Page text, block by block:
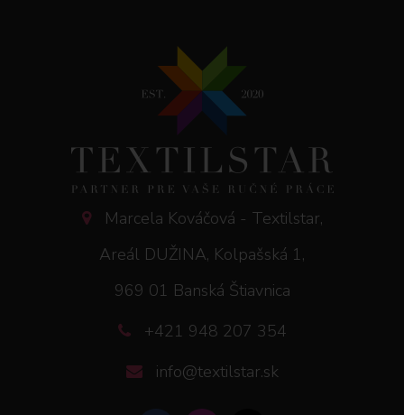
Marcela Kováčová - Textilstar,
Areál DUŽINA, Kolpašská 1,
969 01 Banská Štiavnica
+421 948 207 354
info@textilstar.sk